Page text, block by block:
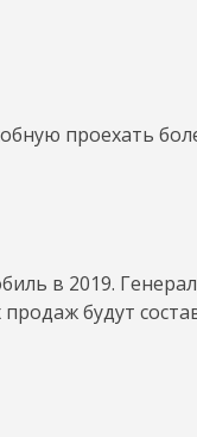
проехать
в 2019.
будут